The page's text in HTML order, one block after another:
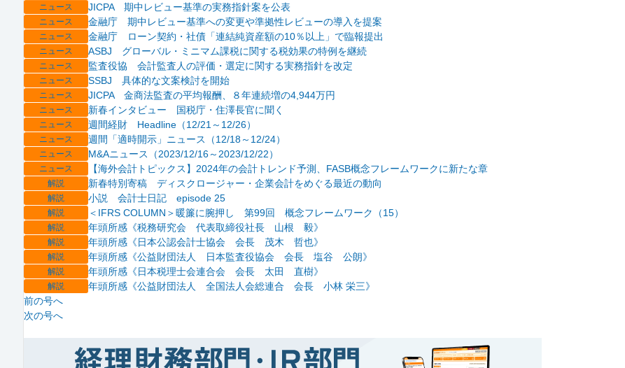
ニュース JICPA 期中レビュー基準の実務指針案を公表
ニュース 金融庁 期中レビュー基準への変更や準拠性レビューの導入を提案
ニュース 金融庁 ローン契約・社債「連結純資産額の10％以上」で臨報提出
ニュース ASBJ グローバル・ミニマム課税に関する税効果の特例を継続
ニュース 監査役協 会計監査人の評価・選定に関する実務指針を改定
ニュース SSBJ 具体的な文案検討を開始
ニュース JICPA 金商法監査の平均報酬、８年連続増の4,944万円
ニュース 新春インタビュー 国税庁・住澤長官に聞く
ニュース 週間経財 Headline（12/21～12/26）
ニュース 週間「適時開示」ニュース（12/18～12/24）
ニュース M&Aニュース（2023/12/16～2023/12/22）
ニュース 【海外会計トピックス】2024年の会計トレンド予測、FASB概念フレームワークに新たな章
解説 新春特別寄稿 ディスクロージャー・企業会計をめぐる最近の動向
解説 小説 会計士日記 episode 25
解説 ＜IFRS COLUMN＞暖簾に腕押し 第99回 概念フレームワーク（15）
解説 年頭所感《税務研究会 代表取締役社長 山根 毅》
解説 年頭所感《日本公認会計士協会 会長 茂木 哲也》
解説 年頭所感《公益財団法人 日本監査役協会 会長 塩谷 公朗》
解説 年頭所感《日本税理士会連合会 会長 太田 直樹》
解説
年頭所感《公益財団法人 全国法人会総連合 会長 小林 栄三》
前の号へ
次の号へ